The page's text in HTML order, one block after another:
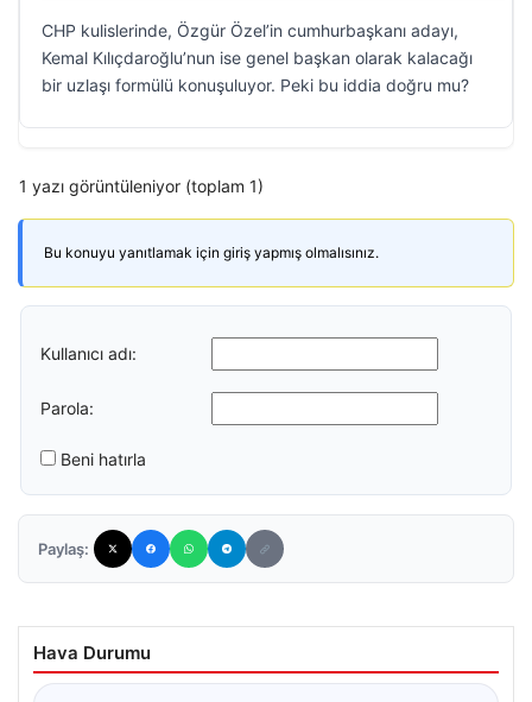
CHP kulislerinde, Özgür Özel’in cumhurbaşkanı adayı,
Kemal Kılıçdaroğlu’nun ise genel başkan olarak kalacağı
bir uzlaşı formülü konuşuluyor. Peki bu iddia doğru mu?
1 yazı görüntüleniyor (toplam 1)
Bu konuyu yanıtlamak için giriş yapmış olmalısınız.
Kullanıcı adı:
Parola:
Beni hatırla
Paylaş:
Hava Durumu